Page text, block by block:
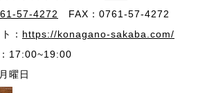
57-4272
FAX：0761-57-4272
： https://konagano-sakaba.com/
17:00~19:00
曜日